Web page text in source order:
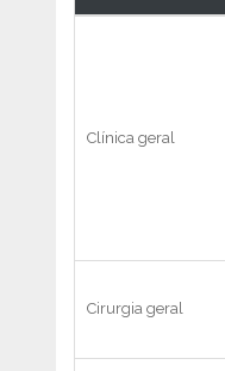
Clínica geral
Cirurgia geral